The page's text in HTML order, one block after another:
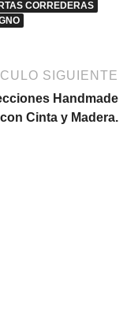
CORREDERAS
SIGUIENTE
Handmade
con Cinta y Madera.